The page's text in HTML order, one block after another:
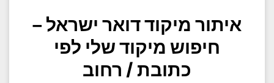
איתור מיקוד דואר ישראל –
חיפוש מיקוד שלי לפי
כתובת / רחוב